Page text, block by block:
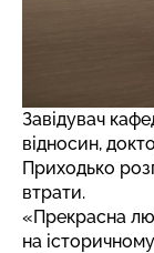
Завідувач
відносин,
Приходько
втрати.
«Прекрасна
на